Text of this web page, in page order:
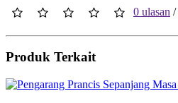
0 ulasan /
Produk Terkait